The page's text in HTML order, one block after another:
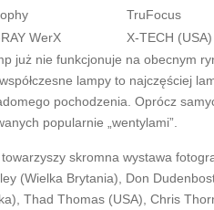
TruFocus
WerX
X-TECH (USA)
już nie funkcjonuje na obecnym
lampy to najczęściej
pochodzenia. Oprócz
popularnie „wentylami”.
skromna wystawa
(Wielka Brytania), Don
Thad Thomas (USA), Chris